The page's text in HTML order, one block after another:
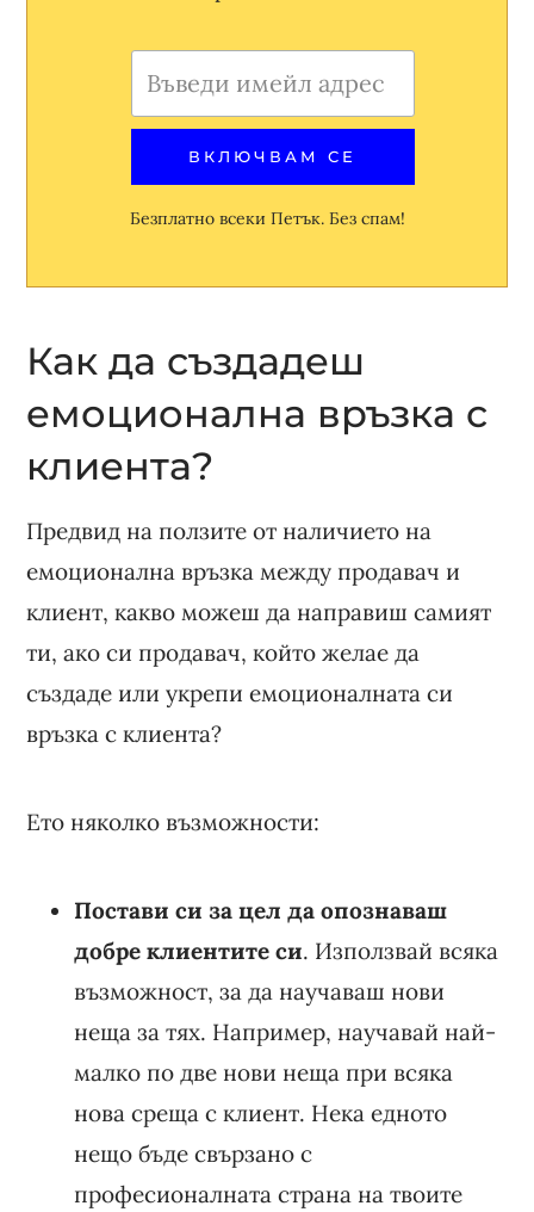
Безплатно всеки Петък. Без спам!
Как да създадеш
емоционална връзка с
клиента?
Предвид на ползите от наличието на
емоционална връзка между продавач и
клиент, какво можеш да направиш самият
ти, ако си продавач, който желае да
създаде или укрепи емоционалната си
връзка с клиента?
Ето няколко възможности:
Постави си за цел да опознаваш
добре клиентите си. Използвай всяка
възможност, за да научаваш нови
неща за тях. Например, научавай най-
малко по две нови неща при всяка
нова среща с клиент. Нека едното
нещо бъде свързано с
професионалната страна на твоите